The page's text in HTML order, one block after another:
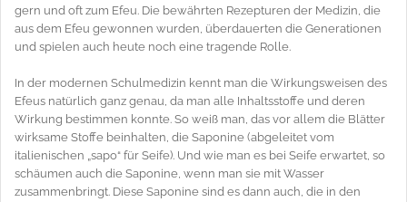
gern und oft zum Efeu. Die bewährten Rezepturen der Medizin, die
aus dem Efeu gewonnen wurden, überdauerten die Generationen
und spielen auch heute noch eine tragende Rolle.
In der modernen Schulmedizin kennt man die Wirkungsweisen des
Efeus natürlich ganz genau, da man alle Inhaltsstoffe und deren
Wirkung bestimmen konnte. So weiß man, das vor allem die Blätter
wirksame Stoffe beinhalten, die Saponine (abgeleitet vom
italienischen „sapo“ für Seife). Und wie man es bei Seife erwartet, so
schäumen auch die Saponine, wenn man sie mit Wasser
zusammenbringt. Diese Saponine sind es dann auch, die in den